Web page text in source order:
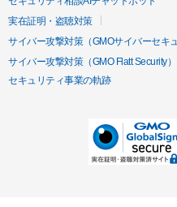
実在証明・盗聴対策
サイバー攻撃対策（GMOサイバーセキ
サイバー攻撃対策（GMO Flatt Security）
セキュリティ事業の軌跡